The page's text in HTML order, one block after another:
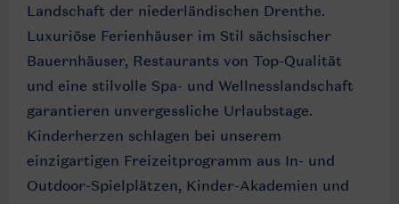
Landschaft der niederländischen Drenthe.
Luxuriöse Ferienhäuser im Stil sächsischer
Bauernhäuser, Restaurants von Top-Qualität
und eine stilvolle Spa- und Wellnesslandschaft
garantieren unvergessliche Urlaubstage.
Kinderherzen schlagen bei unserem
einzigartigen Freizeitprogramm aus In- und
Outdoor-Spielplätzen, Kinder-Akademien und